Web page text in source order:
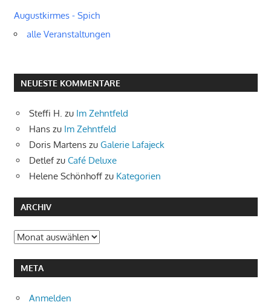
Augustkirmes - Spich
alle Veranstaltungen
NEUESTE KOMMENTARE
Steffi H. zu Im Zehntfeld
Hans zu Im Zehntfeld
Doris Martens zu Galerie Lafajeck
Detlefzu Café Deluxe
Helene Schönhoff zu Kategorien
ARCHIV
Archiv
META
Anmelden